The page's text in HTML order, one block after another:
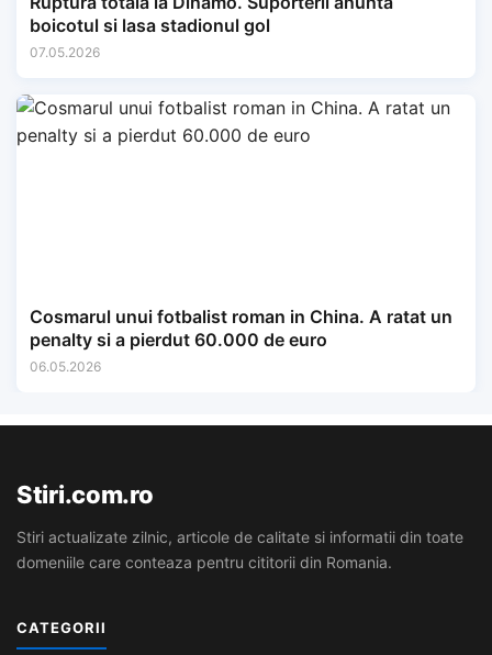
boicotul si lasa stadionul gol
07.05.2026
Cosmarul unui fotbalist roman in China. A ratat un
penalty si a pierdut 60.000 de euro
06.05.2026
Stiri.com.ro
Stiri actualizate zilnic, articole de calitate si informatii din toate
domeniile care conteaza pentru cititorii din Romania.
CATEGORII